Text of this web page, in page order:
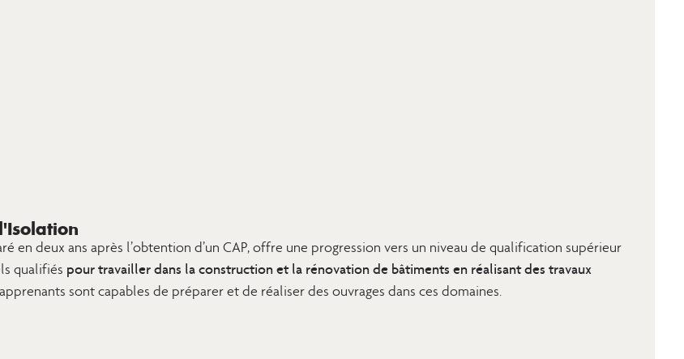
en deux ans après l’obtention d’un CAP, offre une progression vers un niveau de qualification supérieur
qualifiés pour travailler dans la construction et la rénovation de bâtiments en réalisant des travaux
sont capables de préparer et de réaliser des ouvrages dans ces domaines.